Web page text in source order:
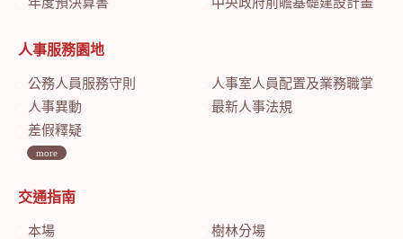
人事服務園地
公務人員服務守則
人事室人員配置及業務職掌
人事異動
最新人事法規
差假釋疑
more
交通指南
本場
樹林分場